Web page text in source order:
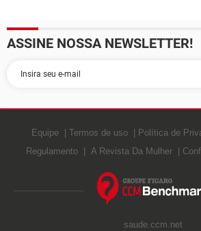
ASSINE NOSSA NEWSLETTER!
Equipe Termos de uso Política de
Regulamento
A Revista Da Mulher
saude.ccm.net